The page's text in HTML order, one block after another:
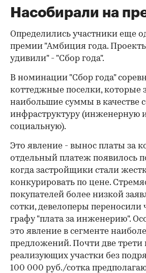
Насобирали на
Определились участники еще
премии "Амбиция года.
удивили" - "Сбор года".
В номинации "Сбор года"
коттеджные поселки, которые
наибольшие суммы в качестве
инфраструктуру (инженерную
социальную).
Это явление - вынос платы за
отдельный платеж появилось
когда застройщики стали
конкурировать по цене.
покупателей более низкой
сотки, девелоперы переносили
графу "плата за инженерию".
это явление в сегменте
предложений. Почти две трети
реализующих участки без
100 000 руб./сотка